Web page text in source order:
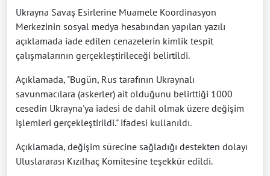
Ukrayna Savaş Esirlerine Muamele Koordinasyon
Merkezinin sosyal medya hesabından yapılan yazılı
açıklamada iade edilen cenazelerin kimlik tespit
çalışmalarının gerçekleştirileceği belirtildi.
Açıklamada, "Bugün, Rus tarafının Ukraynalı
savunmacılara (askerler) ait olduğunu belirttiği 1000
cesedin Ukrayna'ya iadesi de dahil olmak üzere değişim
işlemleri gerçekleştirildi." ifadesi kullanıldı.
Açıklamada, değişim sürecine sağladığı destekten dolayı
Uluslararası Kızılhaç Komitesine teşekkür edildi.